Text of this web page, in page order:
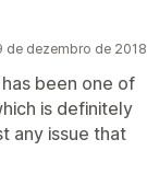
de dezembro de 2018
been one of
is definitely
any issue that